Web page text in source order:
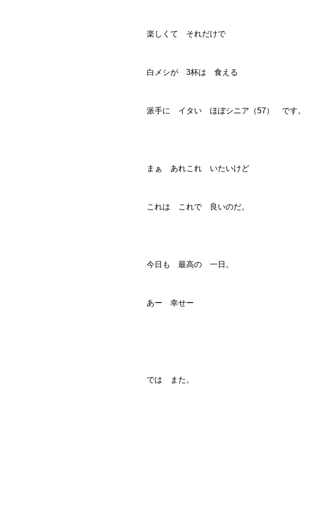
楽しくて それだけで
白メシが 3杯は 食える
派手に イタい ほぼシニア（57） です。
まぁ あれこれ いたいけど
これは これで 良いのだ。
今日も 最高の 一日。
あー 幸せー
では また。